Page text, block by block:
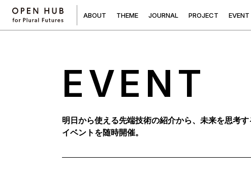
ABOUT THEME JOURNAL PROJECT EVENT
EVENT
明日から使える先端技術の紹介から、未来を思考す
イベントを随時開催。